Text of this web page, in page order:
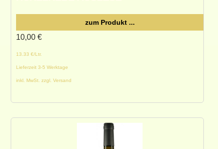
13.33 €/Ltr.
Lieferzeit 3-5 Werktage
inkl. MwSt. zzgl. Versand
10,00 €
zum Produkt ...